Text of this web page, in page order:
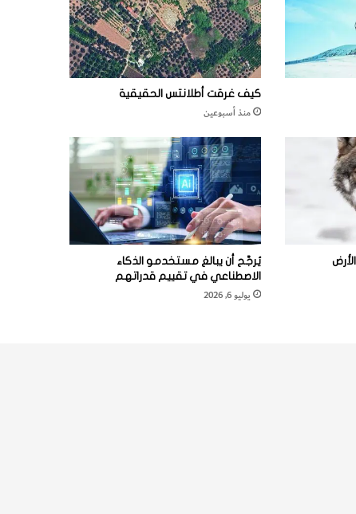
كيف غرقت أطلانتس الحقيقية
منذ أسبوعين
يُرجَّح أن يبالغ مستخدمو الذكاء
الاصطناعي في تقييم قدراتهم
يوليو 6, 2026